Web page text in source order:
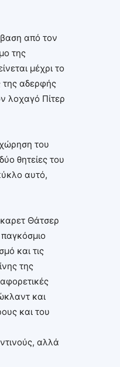
από τον
της
μέχρι το
της αδερφής
λοχαγό Πίτερ
του
θητείες του
αυτό,
Θάτσερ
και τις
της
και
και του
αλλά